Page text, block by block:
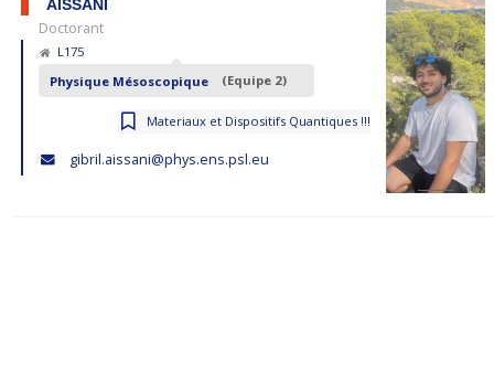
AISSANI
Doctorant
L175
Physique Mésoscopique
(Equipe 2)
Materiaux et Dispositifs Quantiques !!!
gibril.aissani@phys.ens.psl.eu